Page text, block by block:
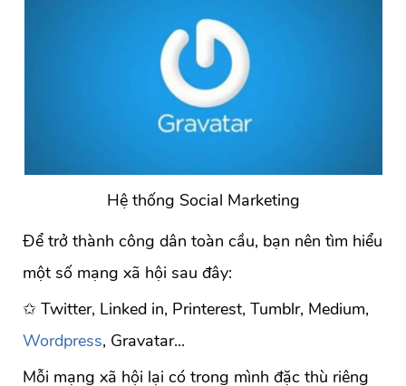
Hệ thống Social Marketing
Để trở thành công dân toàn cầu, bạn nên tìm hiểu
một số mạng xã hội sau đây:
✩ Twitter, Linked in, Printerest, Tumblr, Medium,
Wordpress, Gravatar...
Mỗi mạng xã hội lại có trong mình đặc thù riêng